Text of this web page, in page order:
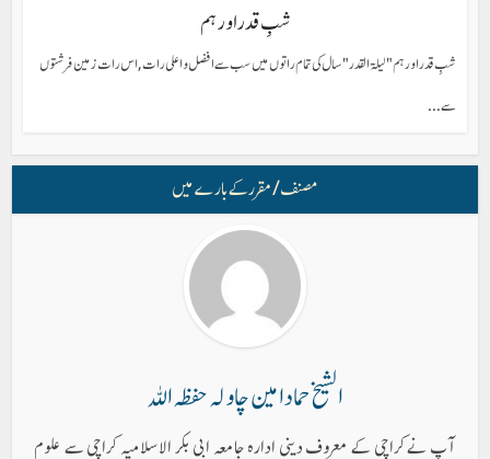
شبِ قدر اور ہم
شبِ قدر اور ہم " ليلة القدر " سال كى تمام راتوں میں سب سے افضل و اعلی رات , اس رات زمین فرشتوں
سے...
مصنف/ مقرر کے بارے میں
الشیخ حماد امین چاولہ حفظہ اللہ
آپ نے کراچی کے معروف دینی ادارہ جامعہ ابی بکر الاسلامیہ کراچی سے علوم